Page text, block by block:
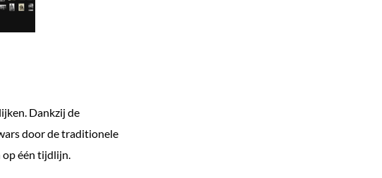
Dankzij de
door de traditionele
op één tijdlijn.